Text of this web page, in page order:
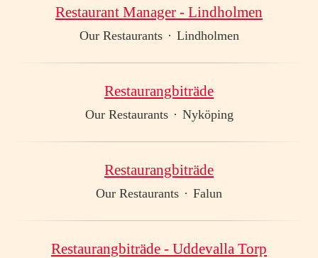
Restaurant Manager - Lindholmen
Our Restaurants · Lindholmen
Restaurangbiträde
Our Restaurants · Nyköping
Restaurangbiträde
Our Restaurants · Falun
Restaurangbiträde - Uddevalla Torp